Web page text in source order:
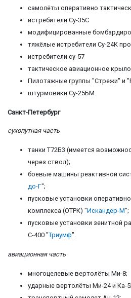
самолёты оперативно
истребители Су-35С
модифицированные
тяжёлые истребители Су-24К
истребители су-57
тактическое авиационное
Пилотажные группы "Стрежи" и
штурмовики Су-25БМ.
Санкт-Петербург
сухопутная часть
танки Т72Б3 (имеется
через ствол);
боевые машины реактивной
до-Г";
пусковые установки
комплекса (ОТРК) "Искандер-М";
пусковые установки зенитной
С-400 "Триумф".
авиационная часть
многоцелевые вертолёты Ми-8;
ударные вертолёты Ми-24 и Ка-